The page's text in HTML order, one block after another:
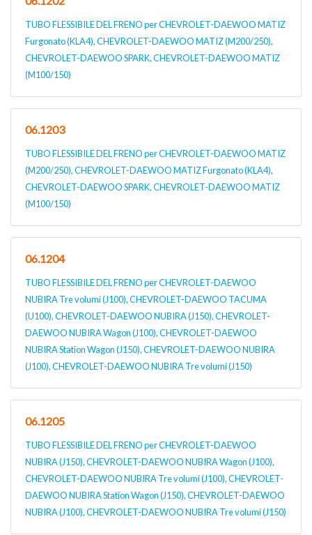
TUBO FLESSIBILE DEL FRENO per CHEVROLET-DAEWOO MATIZ
Furgonato (KLA4), CHEVROLET-DAEWOO MATIZ (M200/250),
CHEVROLET-DAEWOO SPARK, CHEVROLET-DAEWOO MATIZ
(M100/150)
06.1203
TUBO FLESSIBILE DEL FRENO per CHEVROLET-DAEWOO MATIZ
(M200/250), CHEVROLET-DAEWOO MATIZ Furgonato (KLA4),
CHEVROLET-DAEWOO SPARK, CHEVROLET-DAEWOO MATIZ
(M100/150)
06.1204
TUBO FLESSIBILE DEL FRENO per CHEVROLET-DAEWOO
NUBIRA Tre volumi (J100), CHEVROLET-DAEWOO TACUMA
(U100), CHEVROLET-DAEWOO NUBIRA (J150), CHEVROLET-
DAEWOO NUBIRA Wagon (J100), CHEVROLET-DAEWOO
NUBIRA Station Wagon (J150), CHEVROLET-DAEWOO NUBIRA
(J100), CHEVROLET-DAEWOO NUBIRA Tre volumi (J150)
06.1205
TUBO FLESSIBILE DEL FRENO per CHEVROLET-DAEWOO
NUBIRA (J150), CHEVROLET-DAEWOO NUBIRA Wagon (J100),
CHEVROLET-DAEWOO NUBIRA Tre volumi (J100), CHEVROLET-
DAEWOO NUBIRA Station Wagon (J150), CHEVROLET-DAEWOO
NUBIRA (J100), CHEVROLET-DAEWOO NUBIRA Tre volumi (J150)